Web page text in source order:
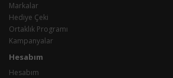
Markalar
Hediye Çeki
Ortaklık Programı
Kampanyalar
Hesabım
Hesabım